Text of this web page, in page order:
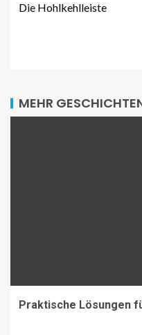
Die Hohlkehlleiste
MEHR
Praktische Lösungen